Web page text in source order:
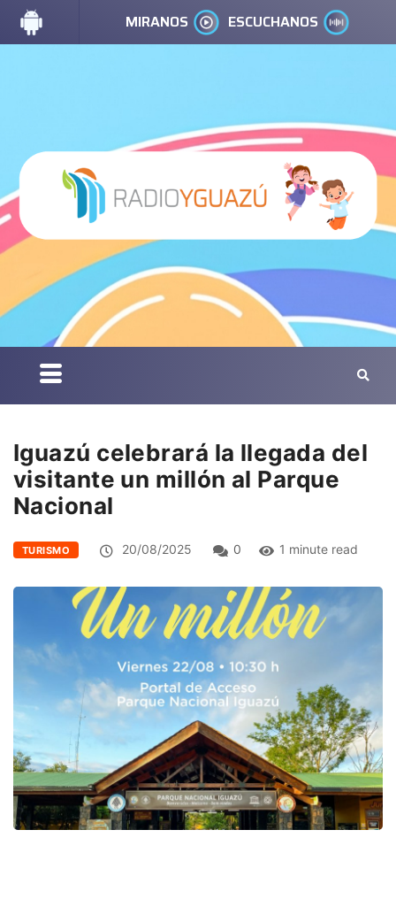
MIRANOS ESCUCHANOS
Iguazú celebrará la llegada del
visitante un millón al Parque
Nacional
TURISMO 20/08/2025 0 1 minute read